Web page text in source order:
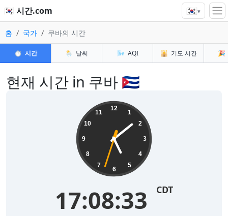
🇰🇷 시간.com 🇰🇷▾
홈 국가 쿠바의 시간
⏱️ 시간 🌦️ 날씨 🌬️ AQI 🕌 기도 시간 🎉
현재 시간 in 쿠바 🇨🇺
12
1
2
3
4
5
6
7
8
9
10
11
17:08:33 CDT